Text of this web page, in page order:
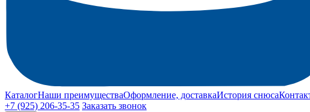
КаталогНаши преимуществаОформление, доставкаИстория снюса
+7 (925) 206‑35‑35 Заказать звонок